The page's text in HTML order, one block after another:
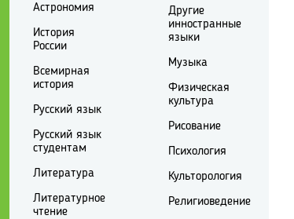
Астрономия
История
России
Всемирная
история
Русский язык
Русский язык
студентам
Литература
Литературное
чтение
Другие
инностранные
языки
Музыка
Физическая
культура
Рисование
Психология
Культорология
Религиоведение